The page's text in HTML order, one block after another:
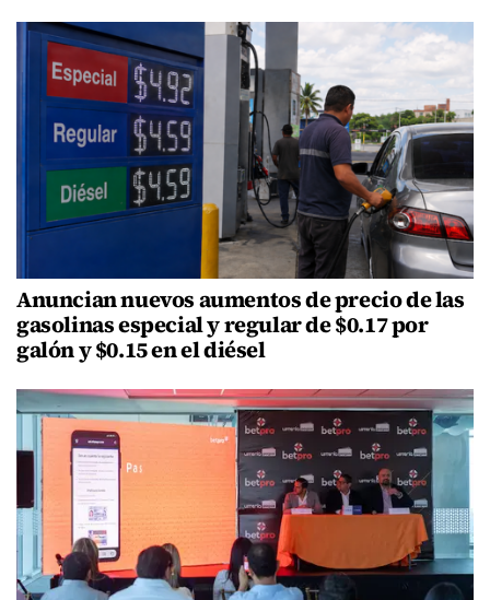
Anuncian nuevos aumentos de precio de las
gasolinas especial y regular de $0.17 por
galón y $0.15 en el diésel